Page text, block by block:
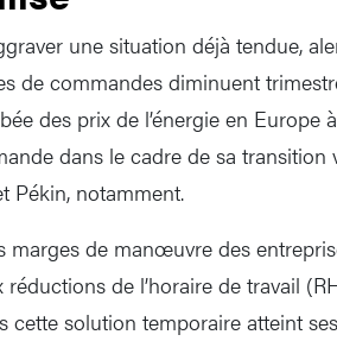
une situation déjà tendue,
de commandes diminuent
des prix de l’énergie en Europe
dans le cadre de sa transition
Pékin, notamment.
marges de manœuvre des
de l’horaire de travail
cette solution temporaire atteint